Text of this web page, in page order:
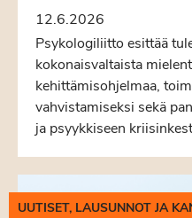
12.6.2026
Psykologiliitto esittää
kokonaisvaltaista
kehittämisohjelmaa,
vahvistamiseksi sekä
ja psyykkiseen
UUTISET, LAUSUNNOT JA